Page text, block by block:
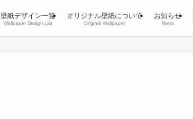
壁紙デザイン一覧
Wallpaper Design List
オリジナル壁紙について
Original Wallpaper
お知らせ
News